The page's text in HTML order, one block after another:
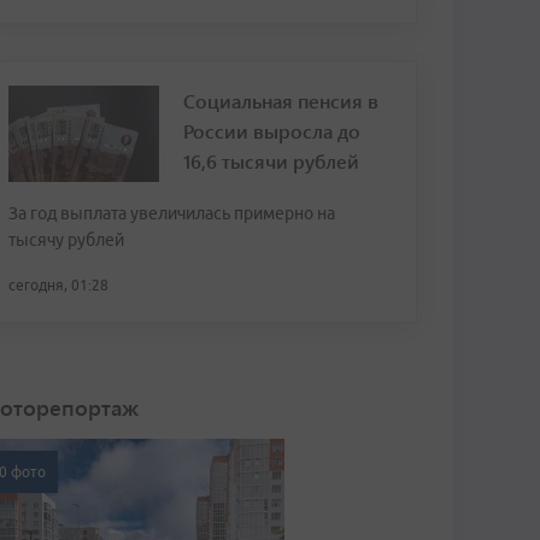
Социальная пенсия в
России выросла до
16,6 тысячи рублей
За год выплата увеличилась примерно на
тысячу рублей
сегодня, 01:28
фото